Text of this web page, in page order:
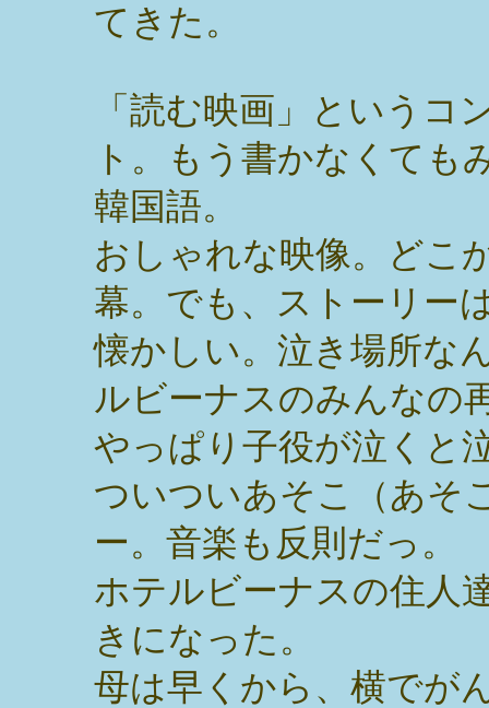
てきた。
「読む映画」というコ
ト。もう書かなくても
韓国語。
おしゃれな映像。どこ
幕。でも、ストーリー
懐かしい。泣き場所な
ルビーナスのみんなの
やっぱり子役が泣くと
ついついあそこ（あそ
ー。音楽も反則だっ。
ホテルビーナスの住人
きになった。
母は早くから、横でが